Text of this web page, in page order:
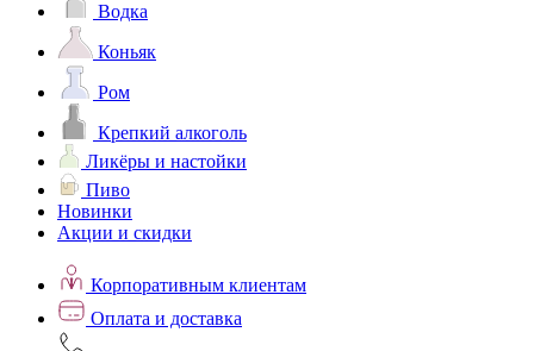
Водка
Коньяк
Ром
Крепкий алкоголь
Ликёры и настойки
Пиво
Новинки
Акции и скидки
Корпоративным клиентам
Оплата и доставка